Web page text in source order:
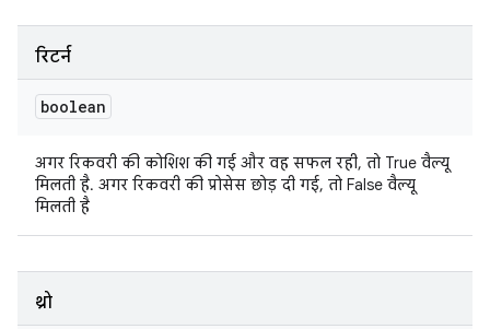
रिटर्न
boolean
अगर रिकवरी की कोशिश की गई और वह सफल रही, तो True वैल्यू
मिलती है. अगर रिकवरी की प्रोसेस छोड़ दी गई, तो False वैल्यू
मिलती है
थ्रो